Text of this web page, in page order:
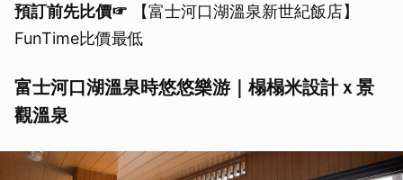
預訂前先比價☞ 【富士河口湖溫泉新世紀飯店】
FunTime比價最低
富士河口湖溫泉時悠悠樂游｜榻榻米設計ｘ景
觀溫泉